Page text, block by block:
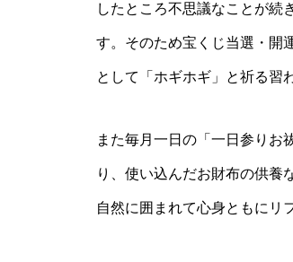
したところ不思議なことが続
す。そのため宝くじ当選・開
として「ホギホギ」と祈る習
また毎月一日の「一日参りお
り、使い込んだお財布の供養
自然に囲まれて心身ともにリ